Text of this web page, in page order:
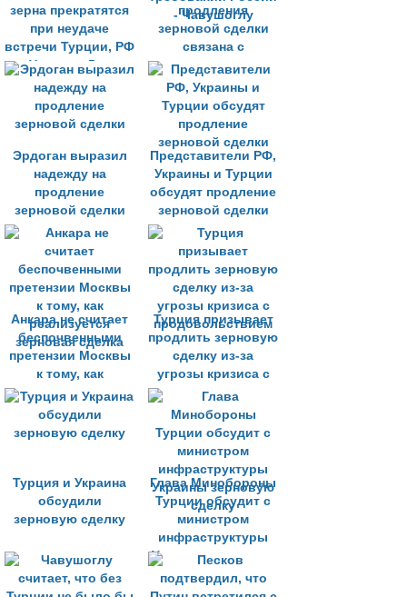
зерна прекратятся
при неудаче
встречи Турции, РФ
и Украины 5 мая
продления
зерновой сделки
связана с
неисполнении
требований России
- Чавушоглу
Эрдоган выразил
надежду на
продление
зерновой сделки
Представители РФ,
Украины и Турции
обсудят продление
зерновой сделки
Анкара не считает
беспочвенными
претензии Москвы
к тому, как
реализуется
зерновая сделка
Турция призывает
продлить зерновую
сделку из-за
угрозы кризиса с
продовольствием
Турция и Украина
обсудили
зерновую сделку
Глава Минобороны
Турции обсудит с
министром
инфраструктуры
Украины зерновую
сделку